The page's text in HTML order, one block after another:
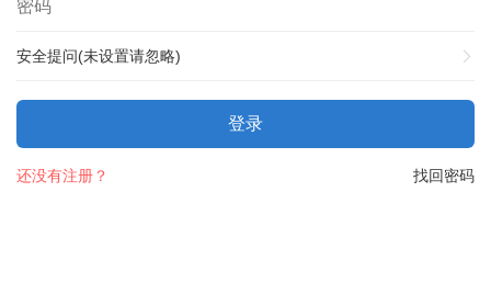
安全提问(未设置请忽略)
登录
找回密码
还没有注册？